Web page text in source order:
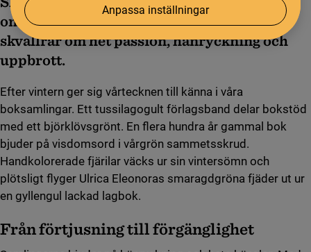
Anpassa inställningar
om nya möjligheter. Stänk av rött och svart
skvallrar om het passion, hänryckning och
uppbrott.
Efter vintern ger sig vårtecknen till känna i våra
boksamlingar. Ett tussilagogult förlagsband delar bokstöd
med ett björklövsgrönt. En flera hundra år gammal bok
bjuder på visdomsord i vårgrön sammetsskrud.
Handkolorerade fjärilar väcks ur sin vintersömn och
plötsligt flyger Ulrica Eleonoras smaragdgröna fjäder ut ur
en gyllengul lackad lagbok.
Från förtjusning till förgänglighet